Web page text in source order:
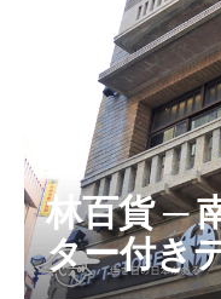
林百貨 ─
ター付き